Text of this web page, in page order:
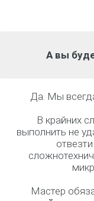
А вы
Да. Мы
В крайних
выполнить не
Мастер